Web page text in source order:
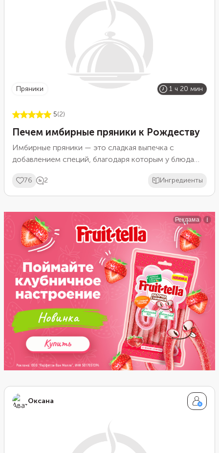
пряники 1 ч 20 мин
5(2)
Печем имбирные пряники к Рождеству
Имбирные пряники — это сладкая выпечка с
добавлением специй, благодаря которым у блюда
пряников можно класть мускатный орех, корицу,
имбирь или гвоздику. Этот десерт часто пекут в
теста вырезают различные фигурки и украшают
глазурью.
76 2 Ингредиенты
Оксана